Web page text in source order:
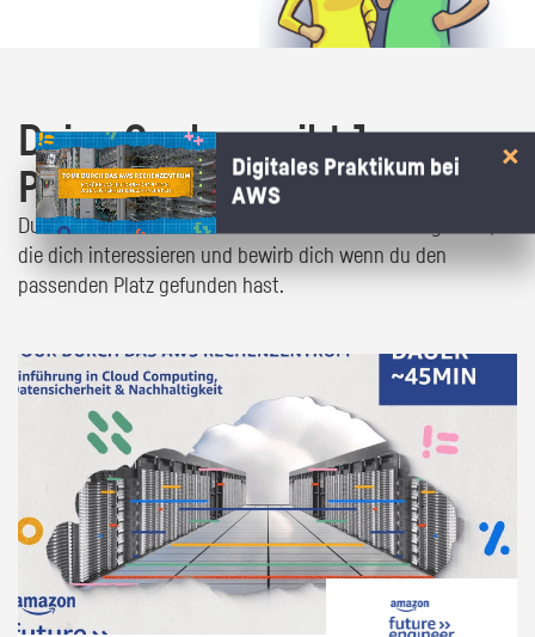
Deine Suche ergibt 1
Praktikumsangebot!
Du bist fast da! Klick dich durch die Praktikumsangebote,
die dich interessieren und bewirb dich wenn du den
passenden Platz gefunden hast.
Digitales Praktikum bei
AWS